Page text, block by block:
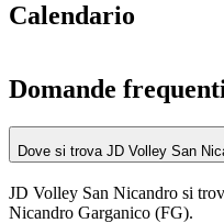
Calendario
Domande
Dove si trova JD Volley San
JD Volley San Nicandro si
Nicandro Garganico (FG).